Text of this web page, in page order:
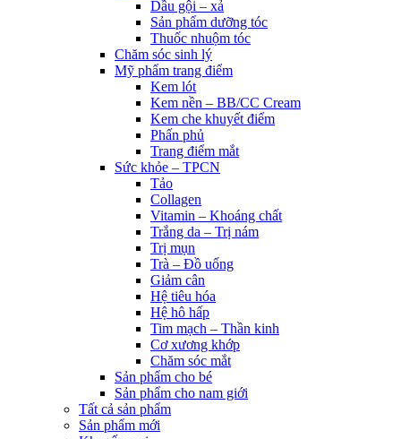
Dầu gội – xả
Sản phẩm dưỡng tóc
Thuốc nhuộm tóc
Chăm sóc sinh lý
Mỹ phẩm trang điểm
Kem lót
Kem nền – BB/CC Cream
Kem che khuyết điểm
Phấn phủ
Trang điểm mắt
Sức khỏe – TPCN
Tảo
Collagen
Vitamin – Khoáng chất
Trắng da – Trị nám
Trị mụn
Trà – Đồ uống
Giảm cân
Hệ tiêu hóa
Hệ hô hấp
Tim mạch – Thần kinh
Cơ xương khớp
Chăm sóc mắt
Sản phẩm cho bé
Sản phẩm cho nam giới
Tất cả sản phẩm
Sản phẩm mới